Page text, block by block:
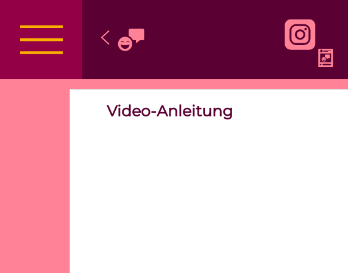
Video-Anleitung